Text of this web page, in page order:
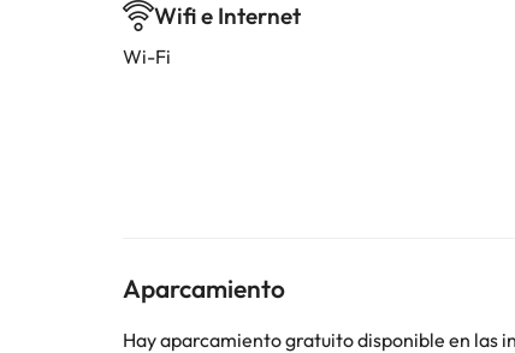
Wifi e Internet
Wi-Fi
Aparcamiento
Hay aparcamiento gratuito disponible en las